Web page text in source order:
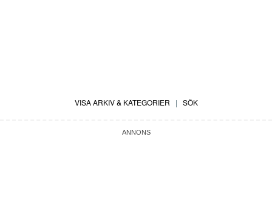
VISA ARKIV & KATEGORIER | SÖK